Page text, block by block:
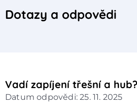
Dotazy a odpovědi
Vadí zapíjení třešní a hub?
Datum odpovědi: 25. 11. 2025